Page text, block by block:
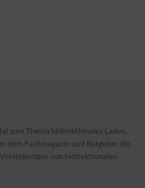
zum Thema bidirektionales Laden.
dem Fachmagazin und Ratgeber die
von bidirektionalen